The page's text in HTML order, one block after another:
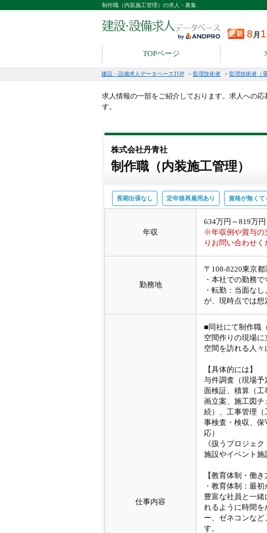
制作職（内装施工管理）の求人・募集
8 月
TOPページ
建設・設備求人データベースTOP > 監理技術者 > 監理技術者（
求人情報の一部をご紹介しております。求人への
す。
株式会社丹青社
制作職（内装施工管理）
長期出張なし 定年後再雇用あり 資格が無くて
年収
634万円～819万
※年収例や賞与の
りお問い合わせく
勤務地
〒108-8220東京
・本社での勤務で
・転勤：当面な
が、現時点では想
仕事内容
■同社にて制作職
空間作りの現場に
空間を訪れる人々
【具体的には】
与件調査（現場予
面検証、積算（
画立案、施工図
続）、工事管理（
事検査・検収、
応）
《扱うプロジェ
施設やイベント
【教育体制・働き
・教育体制：最
豊富な社員と一
れるように時間
ー、ゼネコンな
す。